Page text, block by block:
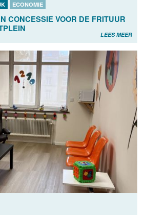
ECONOMIE
CONCESSIE VOOR DE FRITUUR
LEES MEER